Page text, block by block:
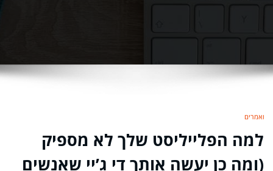
מאמרים
למה הפלייליסט שלך לא מספיק
(ומה כן יעשה אותך די ג’יי שאנשים